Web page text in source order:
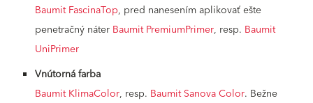
Baumit FascinaTop, pred nanesením aplikovať ešte
penetračný náter Baumit PremiumPrimer, resp. Baumit
UniPrimer
Vnútorná farba
Baumit KlimaColor, resp. Baumit Sanova Color. Bežne